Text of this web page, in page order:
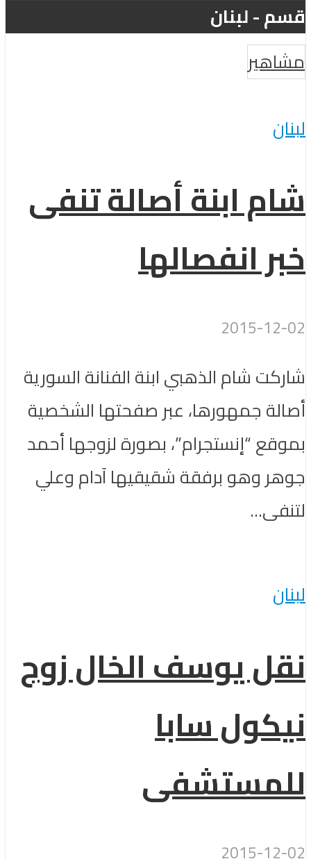
قسم - لبنان
مشاهير
لبنان
شام ابنة أصالة تنفى
خبر انفصالها
2015-12-02
شاركت شام الذهبي ابنة الفنانة السورية
أصالة جمهورها، عبر صفحتها الشخصية
بموقع “إنستجرام”، بصورة لزوجها أحمد
جوهر وهو برفقة شقيقيها آدام وعلي
لتنفى...
لبنان
نقل يوسف الخال زوج
نيكول سابا
للمستشفى
2015-12-02